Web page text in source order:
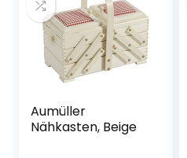
Aumüller
Nähkasten, Beige